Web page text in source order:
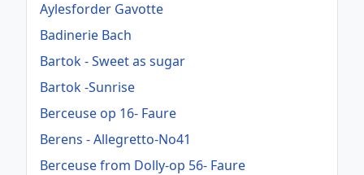
Aylesforder Gavotte
Badinerie Bach
Bartok - Sweet as sugar
Bartok -Sunrise
Berceuse op 16- Faure
Berens - Allegretto-No41
Berceuse from Dolly-op 56- Faure